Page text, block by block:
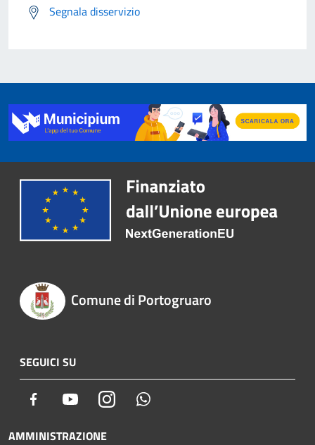
Segnala disservizio
Comune di Portogruaro
SEGUICI SU
Facebook YoutubeInstagram
AMMINISTRAZIONE